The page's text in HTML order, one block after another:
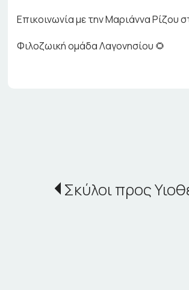
Επικοινωνία με την Μαριάννα Ρίζου
Φιλοζωική ομάδα Λαγονησίου 🌻
Σκύλοι προς